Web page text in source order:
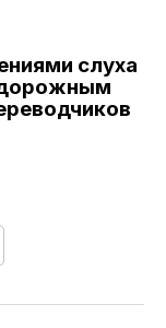
слуха